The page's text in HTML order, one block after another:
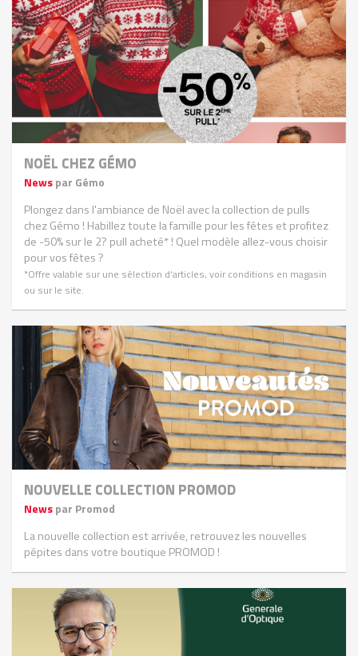
NOËL CHEZ GÉMO
Newspar Gémo
Plongez dans l'ambiance de Noël avec la collection de pulls
chez Gémo ! Habillez toute la famille pour les fêtes et profitez
de -50% sur le 2? pull acheté* ! Quel modèle allez-vous choisir
pour vos fêtes ?
*Offre valable sur une sélection d'articles, voir conditions en magasin
ou sur le site.
NOUVELLE COLLECTION PROMOD
Newspar Promod
La nouvelle collection est arrivée, retrouvez les nouvelles
pépites dans votre boutique PROMOD !